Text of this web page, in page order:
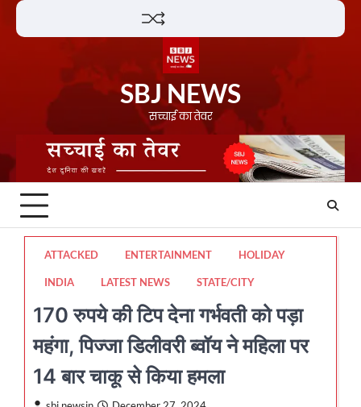
Skip
SBJ NEWS
सच्चाई का तेवर
ATTACKED ENTERTAINMENT HOLIDAY
INDIA LATEST NEWS STATE/CITY
170 रुपये की टिप देना गर्भवती को पड़ा
महंगा, पिज्जा डिलीवरी ब्वॉय ने महिला पर
14 बार चाकू से किया हमला